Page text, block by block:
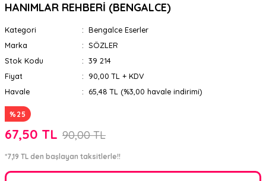
HANIMLAR REHBERİ (BENGALCE)
Kategori
Bengalce Eserler
Marka
SÖZLER
Stok Kodu
39 214
Fiyat
90,00 TL + KDV
Havale
65,48 TL (%3,00 havale indirimi)
%25
67,50 TL 90,00 TL
*7,19 TL den başlayan taksitlerle!!